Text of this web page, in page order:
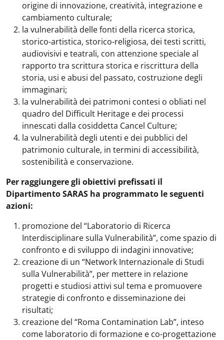
origine di innovazione, creatività, integrazione e
cambiamento culturale;
la vulnerabilità delle fonti della ricerca storica,
storico-artistica, storico-religiosa, dei testi scritti,
audiovisivi e teatrali, con attenzione speciale al
rapporto tra scrittura storica e riscrittura della
storia, usi e abusi del passato, costruzione degli
immaginari;
la vulnerabilità dei patrimoni contesi o obliati nel
quadro del Difficult Heritage e dei processi
innescati dalla cosiddetta Cancel Culture;
la vulnerabilità degli utenti e dei pubblici del
patrimonio culturale, in termini di accessibilità,
sostenibilità e conservazione.
Per raggiungere gli obiettivi prefissati il
Dipartimento SARAS ha programmato le seguenti
azioni:
promozione del “Laboratorio di Ricerca
Interdisciplinare sulla Vulnerabilità”, come spazio di
confronto e di sviluppo di indagini innovative;
creazione di un “Network Internazionale di Studi
sulla Vulnerabilità”, per mettere in relazione
progetti e studiosi attivi sul tema e promuovere
strategie di confronto e disseminazione dei
risultati;
creazione del “Roma Contamination Lab”, inteso
come laboratorio di formazione e co-progettazione